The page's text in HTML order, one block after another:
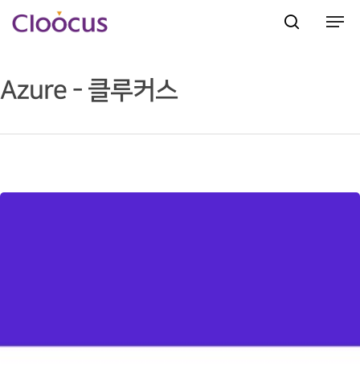
Hit enter to search or ESC to close
Azure - 클루커스